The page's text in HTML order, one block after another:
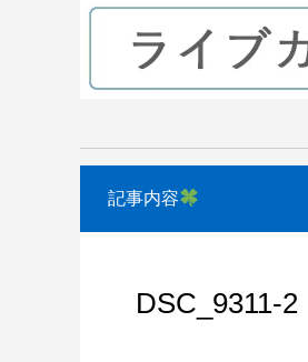
記事内容
DSC_9311-2